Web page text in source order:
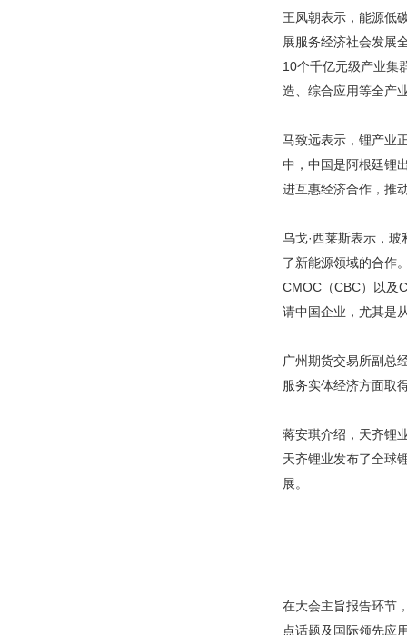
王凤朝表示，能源低
展服务经济社会发展
10个千亿元级产业集
造、综合应用等全产
马致远表示，锂产业
中，中国是阿根廷锂
进互惠经济合作，推
乌戈·西莱斯表示，
了新能源领域的合作
CMOC（CBC）以及
请中国企业，尤其是
广州期货交易所副总
服务实体经济方面取
蒋安琪介绍，天齐锂
天齐锂业发布了全球
展。
在大会主旨报告环节
点话题及国际领先应